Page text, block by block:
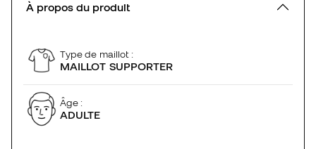
À propos du produit
Type de maillot :
MAILLOT SUPPORTER
Âge :
ADULTE